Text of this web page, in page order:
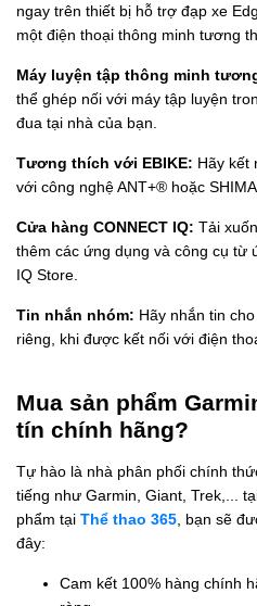
ngay trên thiết bị hỗ trợ đạp xe
một điện thoại thông minh tương
Máy luyện tập thông minh
thể ghép nối với máy tập luyện
đua tại nhà của bạn.
Tương thích với EBIKE: Hãy kết
với công nghệ ANT+® hoặc
Cửa hàng CONNECT IQ: Tải
thêm các ứng dụng và công cụ từ
IQ Store.
Tin nhắn nhóm: Hãy nhắn tin
riêng, khi được kết nối với điện
Mua sản phẩm
tín chính hãng?
Tự hào là nhà phân phối chính
tiếng như Garmin, Giant, Trek,...
phẩm tại Thể thao 365 , bạn sẽ
đây:
Cam kết 100% hàng chính